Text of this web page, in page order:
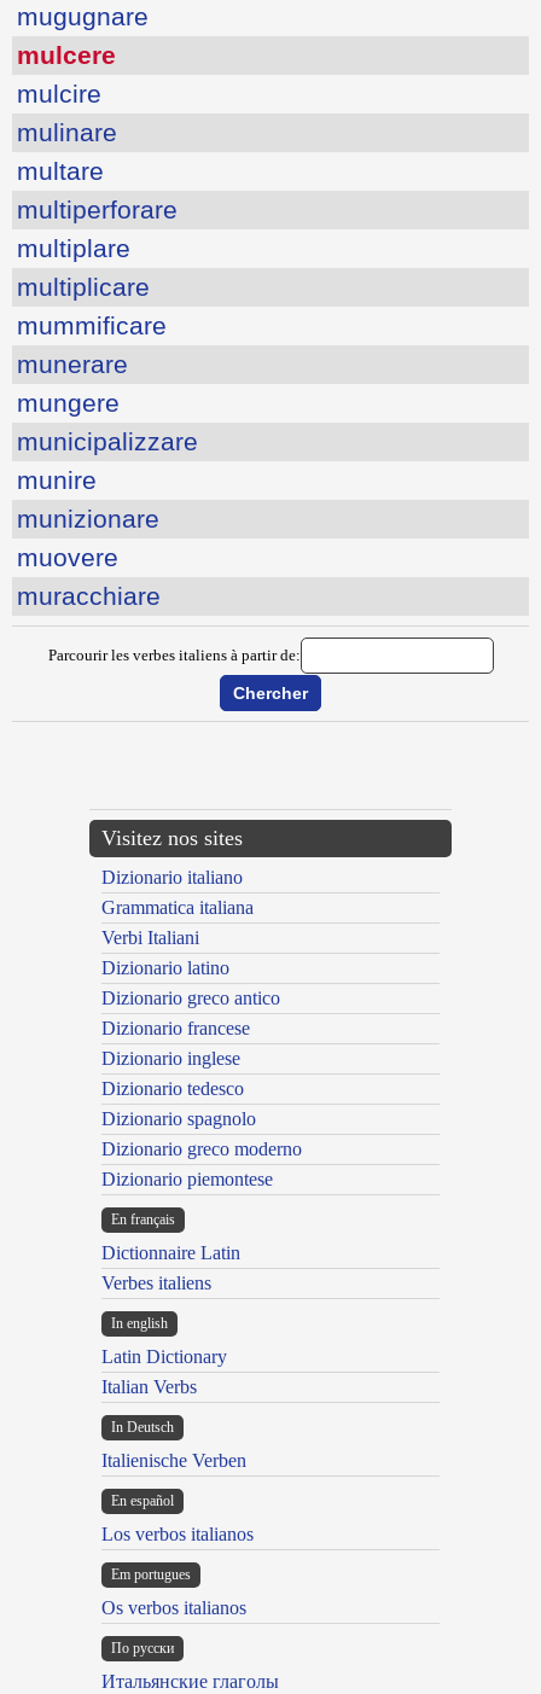
mugugnare
mulcere
mulcire
mulinare
multare
multiperforare
multiplare
multiplicare
mummificare
munerare
mungere
municipalizzare
munire
munizionare
muovere
muracchiare
Parcourir les verbes italiens à partir de:
Visitez nos sites
Dizionario italiano
Grammatica italiana
Verbi Italiani
Dizionario latino
Dizionario greco antico
Dizionario francese
Dizionario inglese
Dizionario tedesco
Dizionario spagnolo
Dizionario greco moderno
Dizionario piemontese
En français
Dictionnaire Latin
Verbes italiens
In english
Latin Dictionary
Italian Verbs
In Deutsch
Italienische Verben
En español
Los verbos italianos
Em portugues
Os verbos italianos
По русски
Итальянские глаголы